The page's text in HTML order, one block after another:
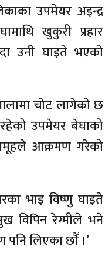
उपमेयर अइन्द्र
खुकुरी प्रहार
उनी घाइते भएको
चोट लागेको छ
उपमेयर बेघाको
आक्रमण गरेको
भाइ विष्णु घाइते
विपिन रेग्मीले भने
पनि लिएका छौँ ।’